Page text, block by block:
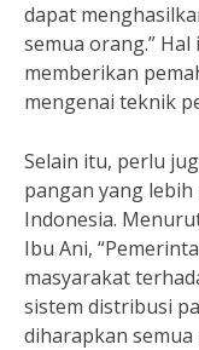
dapat
semua orang.”
memberikan
mengenai teknik
Selain itu, perlu
pangan yang
Indonesia.
Ibu Ani,
masyarakat
sistem distribusi
diharapkan